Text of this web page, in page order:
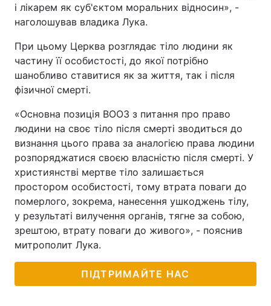
і лікарем як суб'єктом моральних відносин», -
наголошував владика Лука.
При цьому Церква розглядає тіло людини як
частину її особистості, до якої потрібно
шанобливо ставитися як за життя, так і після
фізичної смерті.
«Основна позиція ВООЗ з питання про право
людини на своє тіло після смерті зводиться до
визнання цього права за аналогією права людини
розпоряджатися своєю власністю після смерті. У
християнстві мертве тіло залишається
простором особистості, тому втрата поваги до
померлого, зокрема, нанесення ушкоджень тілу,
у результаті вилучення органів, тягне за собою,
зрештою, втрату поваги до живого», - пояснив
митрополит Лука.
ПІДТРИМАЙТЕ НАС